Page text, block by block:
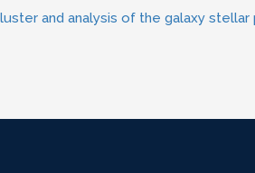
and analysis of the galaxy